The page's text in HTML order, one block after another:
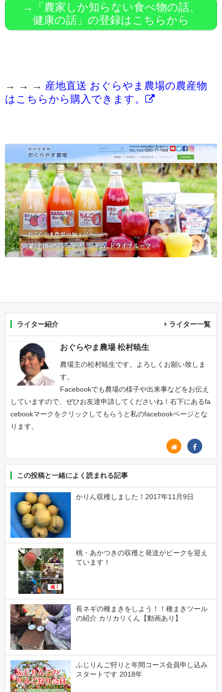
→「農家しか知らない食べ物の話、
健康の話」の登録はこちらから
→ → → 産地直送 おぐらやま農場の農産物
はこちらから購入できます。
ライター紹介 ライター一覧
おぐらやま農場 松村暁生
農場主の松村暁生です。よろしくお願い致しま
す。
Facebookでも農場の様子や出来事などをお伝え
していますので、ぜひお友達申請してくださいね！右下にあるfa
cebookマークをクリックしてもらうと私のfacebookページとな
ります。
この投稿と一緒によく読まれる記事
かりん収穫しました！2017年11月9日
桃・あかつきの収穫と発送がピークを迎え
ています！
長ネギの種まきをしよう！！種まきツール
の紹介 カリカリくん【動画あり】
ふじりんご狩りと年間コース会員申し込み
スタートです 2018年